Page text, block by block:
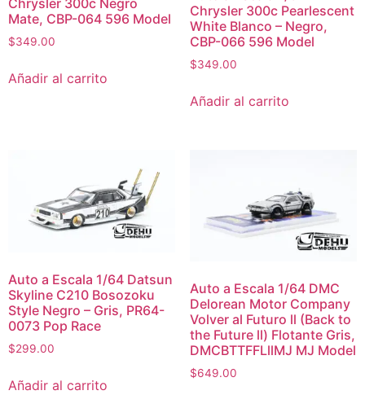
Chrysler 300c Negro
Mate, CBP-064 596 Model
$349.00
Añadir al carrito
Chrysler 300c Pearlescent
White Blanco – Negro,
CBP-066 596 Model
$349.00
Añadir al carrito
Auto a Escala 1/64 Datsun
Skyline C210 Bosozoku
Style Negro – Gris, PR64-
0073 Pop Race
$299.00
Añadir al carrito
Auto a Escala 1/64 DMC
Delorean Motor Company
Volver al Futuro ll (Back to
the Future ll) Flotante Gris,
DMCBTTFFLllMJ MJ Model
$649.00